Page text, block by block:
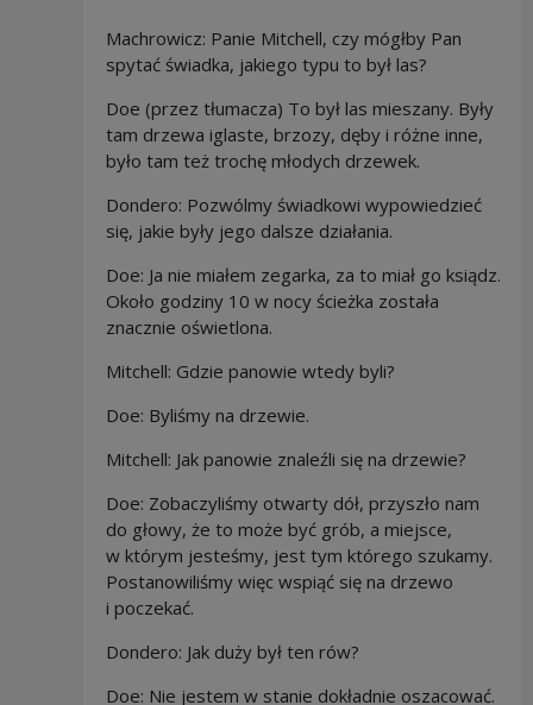
Machrowicz: Panie Mitchell, czy mógłby Pan
spytać świadka, jakiego typu to był las?
Doe (przez tłumacza) To był las mieszany. Były
tam drzewa iglaste, brzozy, dęby i różne inne,
było tam też trochę młodych drzewek.
Dondero: Pozwólmy świadkowi wypowiedzieć
się, jakie były jego dalsze działania.
Doe: Ja nie miałem zegarka, za to miał go ksiądz.
Około godziny 10 w nocy ścieżka została
znacznie oświetlona.
Mitchell: Gdzie panowie wtedy byli?
Doe: Byliśmy na drzewie.
Mitchell: Jak panowie znaleźli się na drzewie?
Doe: Zobaczyliśmy otwarty dół, przyszło nam
do głowy, że to może być grób, a miejsce,
w którym jesteśmy, jest tym którego szukamy.
Postanowiliśmy więc wspiąć się na drzewo
i poczekać.
Dondero: Jak duży był ten rów?
Doe: Nie jestem w stanie dokładnie oszacować.